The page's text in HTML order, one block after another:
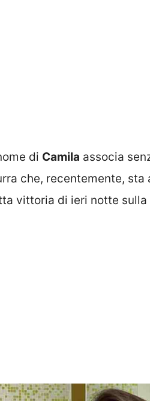
di Camila associa
che, recentemente,
vittoria di ieri notte sulla